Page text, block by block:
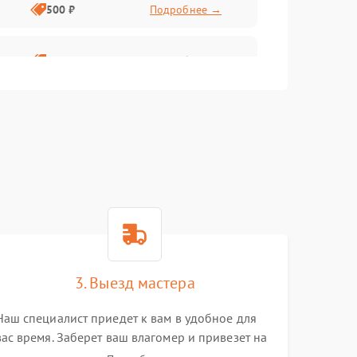
500 ₽ Подробнее →
1000 ₽ Подробнее →
Подробнее →
Подробнее →
3. Выезд мастера
специалист приедет к вам в удобное для
время. Заберет ваш влагомер и привезет на